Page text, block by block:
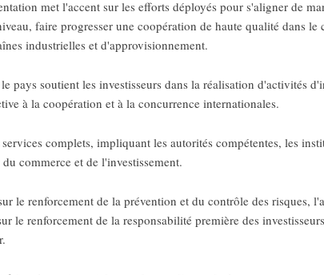
met l'accent sur les efforts déployés pour s'aligner de
faire progresser une coopération de haute qualité dans
industrielles et d'approvisionnement.
pays soutient les investisseurs dans la réalisation d'activités
à la coopération et à la concurrence internationales.
complets, impliquant les autorités compétentes, les
commerce et de l'investissement.
le renforcement de la prévention et du contrôle des risques,
le renforcement de la responsabilité première des